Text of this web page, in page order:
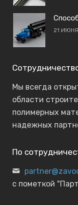
21
Мы всегда
области
полимерных
надежных
По
с пометкой